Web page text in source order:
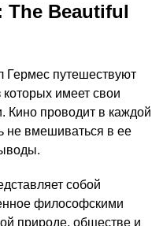
The Beautiful
Гермес путешествуют
имеет свои
Кино проводит в каждой
не вмешиваться в ее
собой
философскими
природе, обществе и